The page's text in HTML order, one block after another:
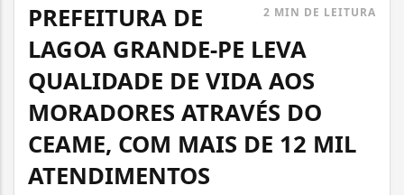
2 MIN DE LEITURA
PREFEITURA DE
LAGOA GRANDE-PE LEVA
QUALIDADE DE VIDA AOS
MORADORES ATRAVÉS DO
CEAME, COM MAIS DE 12 MIL
ATENDIMENTOS